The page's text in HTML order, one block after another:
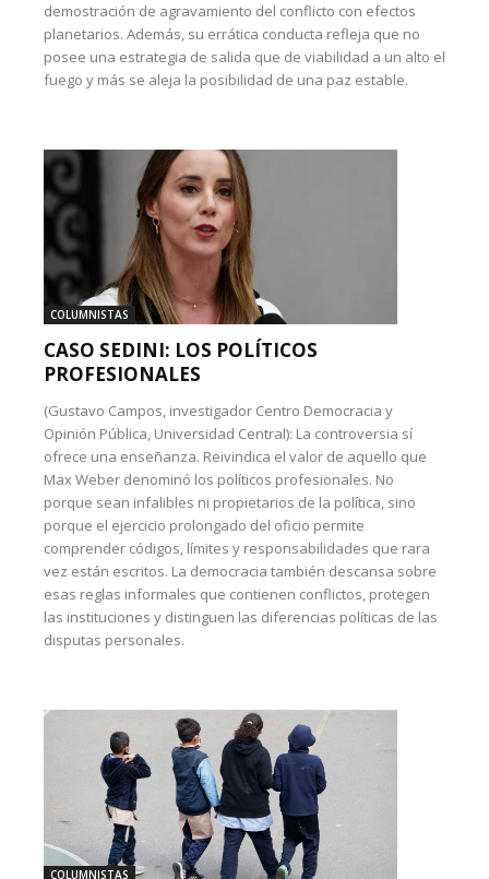
demostración de agravamiento del conflicto con efectos
planetarios. Además, su errática conducta refleja que no
posee una estrategia de salida que de viabilidad a un alto el
fuego y más se aleja la posibilidad de una paz estable.
COLUMNISTAS
CASO SEDINI: LOS POLÍTICOS
PROFESIONALES
(Gustavo Campos, investigador Centro Democracia y
Opinión Pública, Universidad Central): La controversia sí
ofrece una enseñanza. Reivindica el valor de aquello que
Max Weber denominó los políticos profesionales. No
porque sean infalibles ni propietarios de la política, sino
porque el ejercicio prolongado del oficio permite
comprender códigos, límites y responsabilidades que rara
vez están escritos. La democracia también descansa sobre
esas reglas informales que contienen conflictos, protegen
las instituciones y distinguen las diferencias políticas de las
disputas personales.
COLUMNISTAS